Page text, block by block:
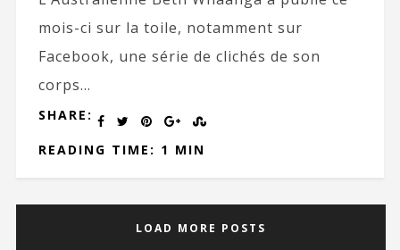
mois-ci sur la toile, notamment sur
Facebook, une série de clichés de son
corps...
SHARE:
READING TIME: 1 MIN
LOAD MORE POSTS